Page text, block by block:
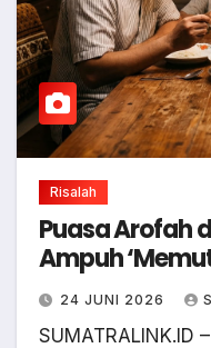
Risalah
Puasa Arofah
Ampuh
24 JUNI 2026
SUMATRALINK.ID